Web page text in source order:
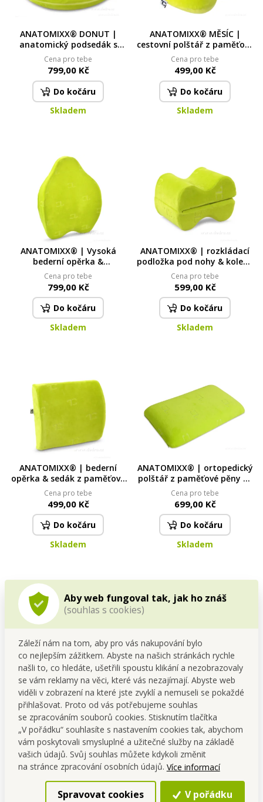
Aby web fungoval tak, jak ho znáš
(souhlas s cookies)
Záleží nám na tom, aby pro vás nakupování bylo
co nejlepším zážitkem. Abyste na našich stránkách rychle
našli to, co hledáte, ušetřili spoustu klikání a nezobrazovaly
se vám reklamy na věci, které vás nezajímají. Abyste web
viděli v zobrazení na které jste zvyklí a nemuseli se pokaždé
přihlašovat. Proto od vás potřebujeme souhlas
se zpracováním souborů cookies. Stisknutím tlačítka
„V pořádku“ souhlasíte s nastavením cookies tak, abychom
vám poskytovali smysluplné a užitečné služby na základě
vašich údajů. Svůj souhlas můžete kdykoli změnit
na stránce zpracování osobních údajů. Více informací
Spravovat cookies V pořádku
ANATOMIXX® DONUT |
anatomický podsedák s
otvorem z paměťové pěny |
úleva při bolesti zad, kostrče
& hemoroidech
Cena pro tebe
799,00 Kč
Do kočáru
Skladem
ANATOMIXX® MĚSÍC |
cestovní polštář z paměťové
pěny | opora krční páteře
při sezení
Cena pro tebe
499,00 Kč
Do kočáru
Skladem
ANATOMIXX® | Vysoká
bederní opěrka &
ergonomický sedák 2v1 |
paměťová pěna
Cena pro tebe
799,00 Kč
Do kočáru
Skladem
ANATOMIXX® | rozkládací
podložka pod nohy & kolena
2v1 | z paměťové pěny |
úleva pro klouby a pánev
Cena pro tebe
599,00 Kč
Do kočáru
Skladem
ANATOMIXX® | bederní
opěrka & sedák z paměťové
pěny 37 × 12 × 33 cm | s
uchycením na opěradlo
Cena pro tebe
499,00 Kč
Do kočáru
Skladem
ANATOMIXX® | ortopedický
polštář z paměťové pěny 50
× 30 × 9,5 cm | snímatelný
potah na zip
Cena pro tebe
699,00 Kč
Do kočáru
Skladem
ANATOMIXX® | 5 cm
paměťová pěnová
platforma na matraci 90 ×
200 cm | opora páteře &
komfortní spánek
Cena pro tebe
2 990,00 Kč
Do kočáru
Skladem
ANATOMIXX® MOTÝLEK |
opěrný polštářek na krk z
paměťové pěny | úleva pro
krční páteř
Cena pro tebe
499,00 Kč
Do kočáru
Skladem